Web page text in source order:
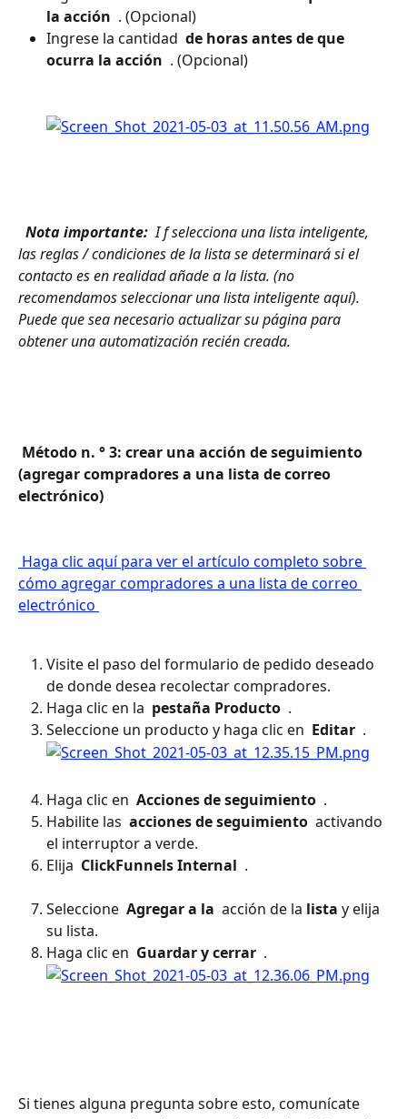
la acción . (Opcional)
Ingrese la cantidad de horas antes de que
ocurra la acción . (Opcional)
Nota importante: I f selecciona una lista inteligente,
las reglas / condiciones de la lista se determinará si el
contacto es en realidad añade a la lista. (no
recomendamos seleccionar una lista inteligente aquí).
Puede que sea necesario actualizar su página para
obtener una automatización recién creada.
(agregar compradores a una lista de correo
electrónico)
cómo agregar compradores a una lista de correo
electrónico
Visite el paso del formulario de pedido deseado
de donde desea recolectar compradores.
Haga clic en la pestaña Producto .
Seleccione un producto y haga clic en Editar .
Haga clic en Acciones de seguimiento .
Habilite las acciones de seguimiento activando
el interruptor a verde.
Elija ClickFunnels Internal .
Seleccione Agregar a la acción de la lista y elija
su lista.
Haga clic en Guardar y cerrar .
Si tienes alguna pregunta sobre esto, comunícate